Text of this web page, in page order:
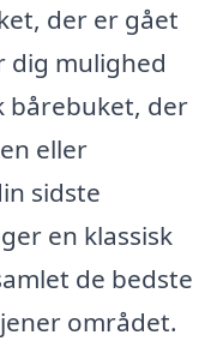
der er gået
dig mulighed
bårebuket, der
eller
sidste
en klassisk
de bedste
området.